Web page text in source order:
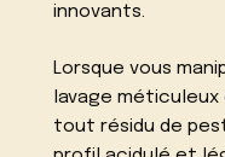
innovants.
Lorsque vous
lavage
tout résidu de